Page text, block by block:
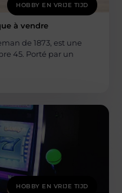
HOBBY EN VRIJE TIJD
à vendre
de 1873, est une
45. Porté par un
HOBBY EN VRIJE TIJD